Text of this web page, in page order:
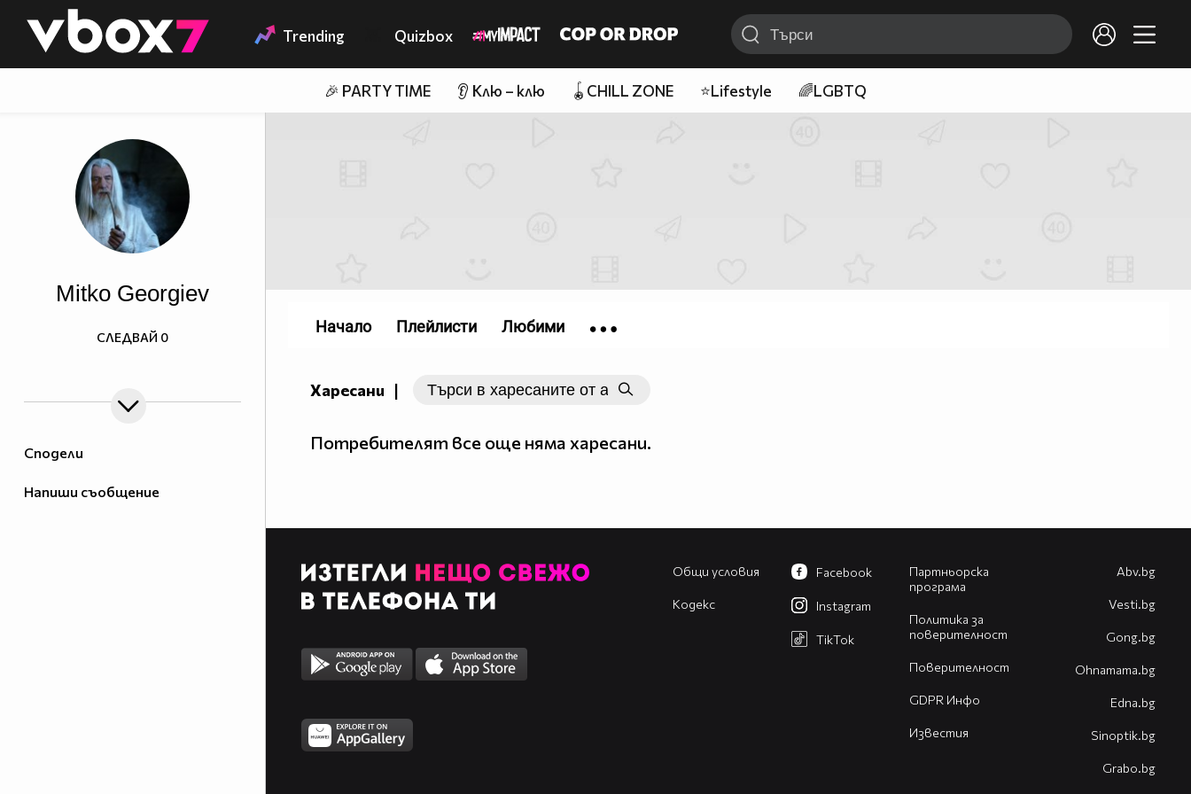
👾 Trending Quizbox
🎉 PARTY TIME 👂 Клю – клю 🪀CHILL ZONE ⭐Lifestyle 🌈LGBTQ
Сподели
Напиши съобщение
Mitko Georgiev
СЛЕДВАЙ 0
Харесани |
Потребителят все още няма харесани.
Начало Плейлисти Любими
Общи условия
Кодекс
Партньорска
програма
Политика за
поверителност
Поверителност
GDPR Инфо
Известия
Facebook
Instagram
TikTok
Abv.bg
Vesti.bg
Gong.bg
Оhnamama.bg
Edna.bg
Sinoptik.bg
Grabo.bg